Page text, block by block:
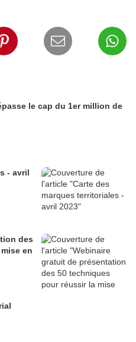
le cap du 1er million de
- avril
des
en